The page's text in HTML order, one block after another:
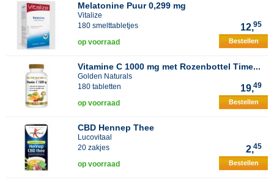
Melatonine Puur 0,299 mg
Vitalize
180 smelttabletjes
12,95
op voorraad Bestellen
Vitamine C 1000 mg met Rozenbottel Time...
Golden Naturals
180 tabletten
19,49
op voorraad Bestellen
CBD Hennep Thee
Lucovitaal
20 zakjes
2,45
op voorraad Bestellen